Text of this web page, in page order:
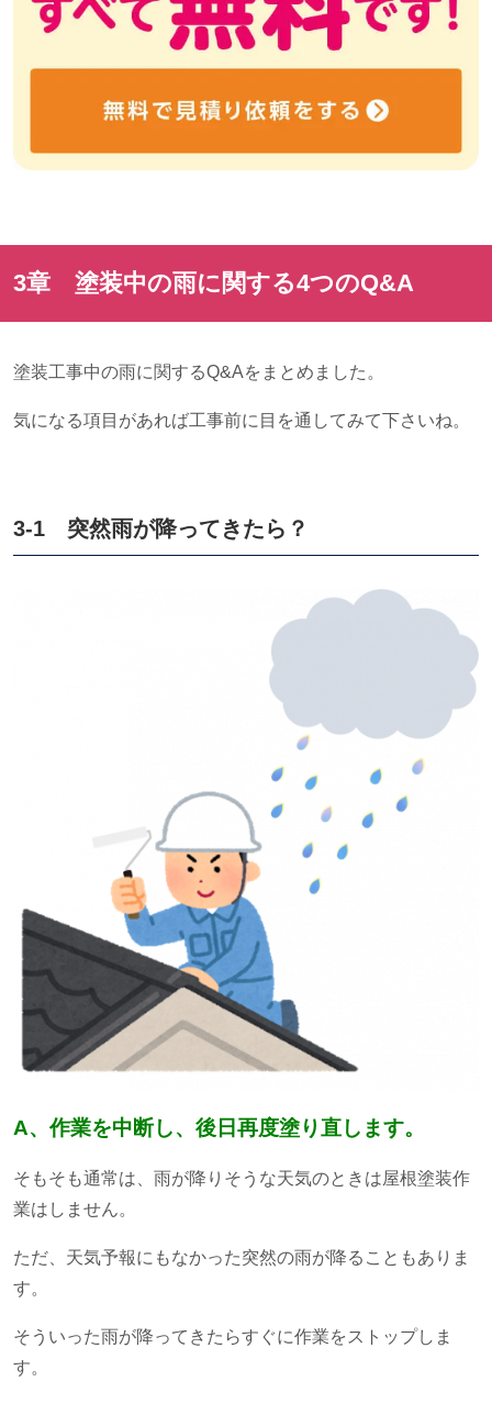
3章 塗装中の雨に関する4つのQ&A
塗装工事中の雨に関するQ&Aをまとめました。
気になる項目があれば工事前に目を通してみて下さいね。
3-1 突然雨が降ってきたら？
A、作業を中断し、後日再度塗り直します。
そもそも通常は、雨が降りそうな天気のときは屋根塗装作
業はしません。
ただ、天気予報にもなかった突然の雨が降ることもありま
す。
そういった雨が降ってきたらすぐに作業をストップしま
す。